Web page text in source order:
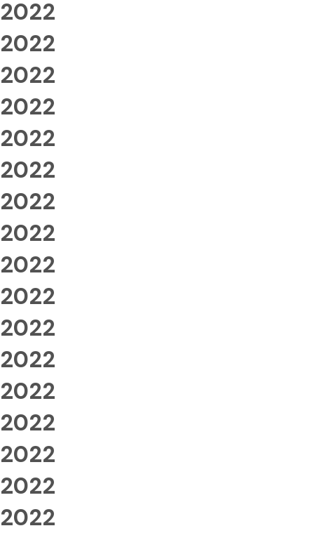
2022
2022
2022
2022
2022
2022
2022
2022
2022
2022
2022
2022
2022
2022
2022
2022
2022